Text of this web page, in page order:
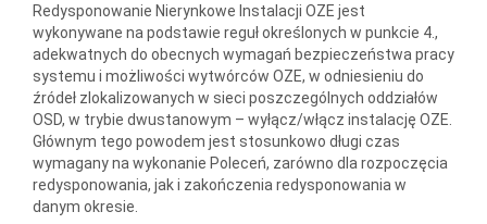
Redysponowanie Nierynkowe Instalacji OZE jest
wykonywane na podstawie reguł określonych w punkcie 4.,
adekwatnych do obecnych wymagań bezpieczeństwa pracy
systemu i możliwości wytwórców OZE, w odniesieniu do
źródeł zlokalizowanych w sieci poszczególnych oddziałów
OSD, w trybie dwustanowym – wyłącz/włącz instalację OZE.
Głównym tego powodem jest stosunkowo długi czas
wymagany na wykonanie Poleceń, zarówno dla rozpoczęcia
redysponowania, jak i zakończenia redysponowania w
danym okresie.